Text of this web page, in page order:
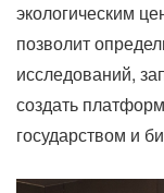
экологическим
позволит
исследований,
создать
государством и